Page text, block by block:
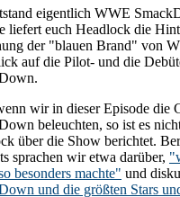
eigentlich WWE
liefert euch Headlock die
der "blauen Brand" von
auf die Pilot- und die
wir in dieser Episode die
beleuchten, so ist es
über die Show berichtet.
sprachen wir etwa darüber,
besonders machte" und
und die größten Stars